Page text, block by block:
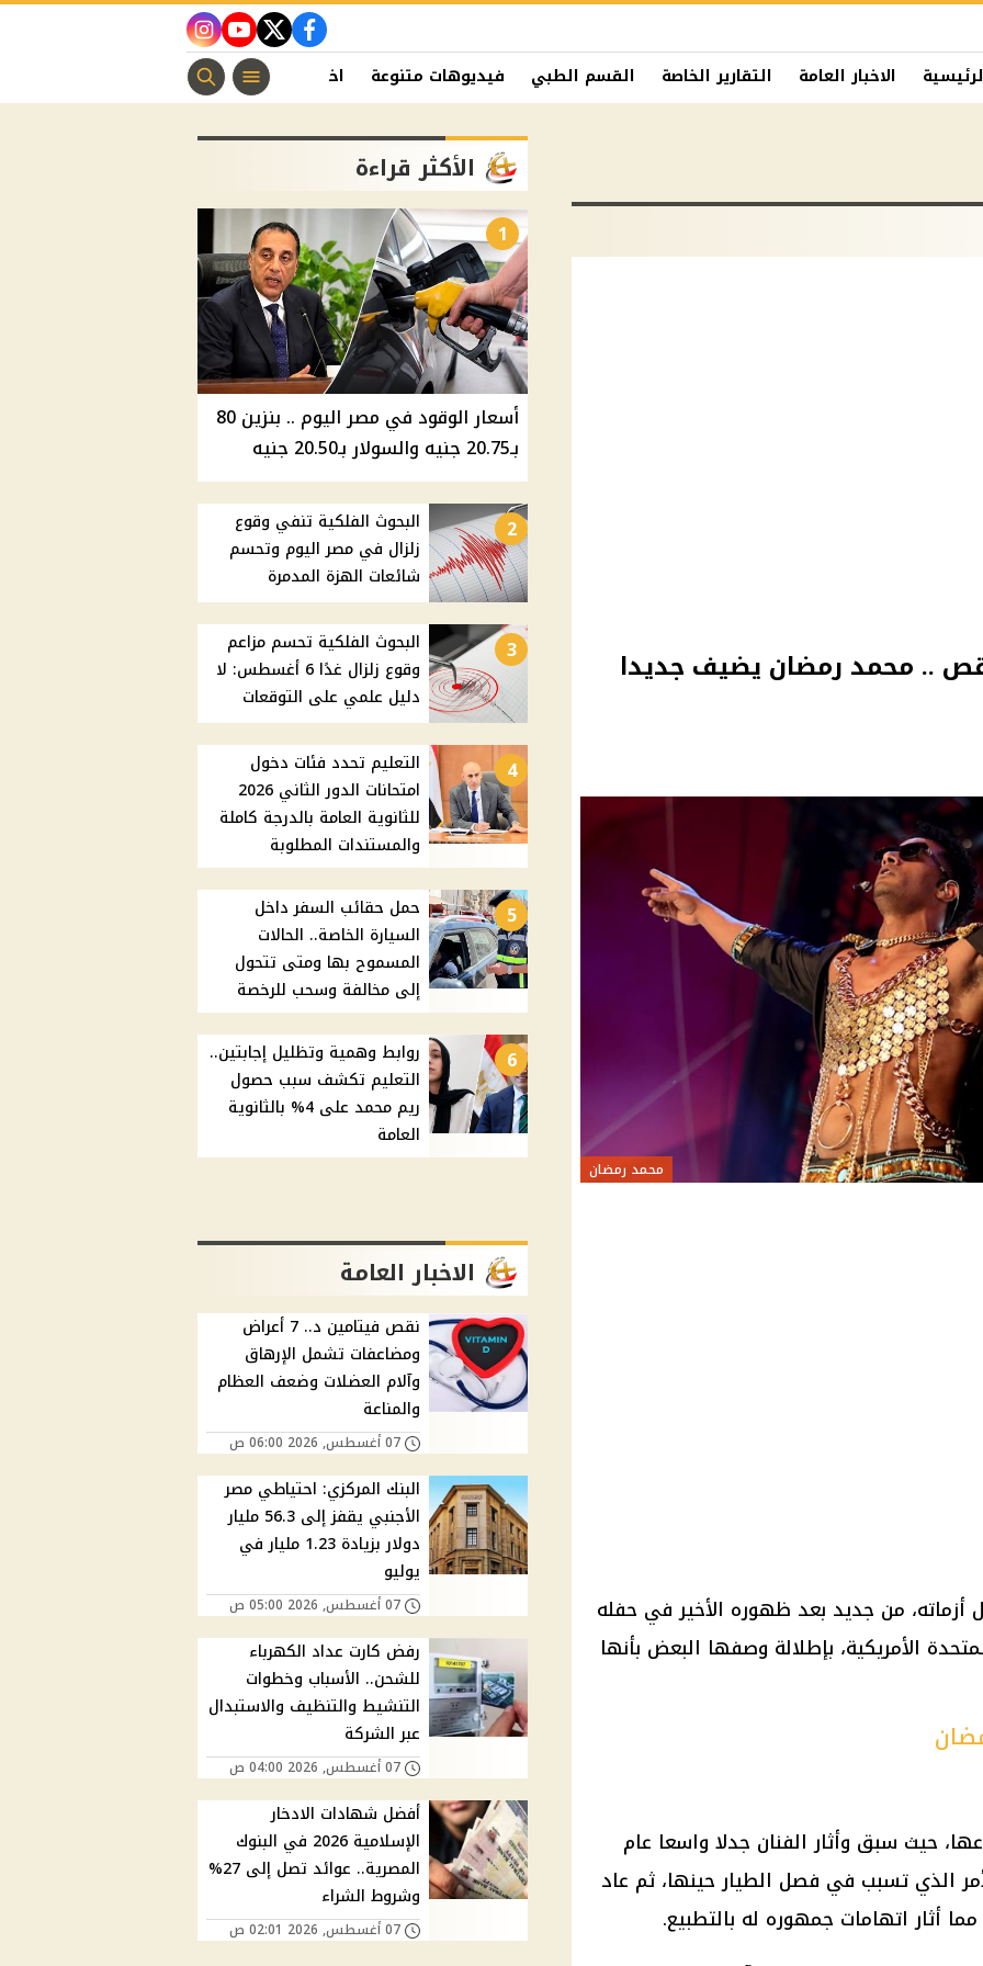
facebook
twitter
youtube
instagram
الاخبار العامة التقارير الخاصة القسم الطبي فيديوهات متنوعة اخبار الفن منوعات مسيحية
.. محمد رمضان يضيف جديدا
محمد رمضان
من جديد بعد ظهوره الأخير في حفله
الأمريكية، بإطلالة وصفها البعض بأنها
حيث سبق وأثار الفنان جدلا واسعا عام
الأمر الذي تسبب في فصل الطيار حينها، ثم عاد
أثار اتهامات جمهوره له بالتطبيع.
الأكثر قراءة
1
أسعار الوقود في مصر اليوم .. بنزين 80
بـ20.75 جنيه والسولار بـ20.50 جنيه
2
البحوث الفلكية تنفي وقوع
زلزال في مصر اليوم وتحسم
شائعات الهزة المدمرة
3
البحوث الفلكية تحسم مزاعم
وقوع زلزال غدًا 6 أغسطس: لا
دليل علمي على التوقعات
4
التعليم تحدد فئات دخول
امتحانات الدور الثاني 2026
للثانوية العامة بالدرجة كاملة
والمستندات المطلوبة
5
حمل حقائب السفر داخل
السيارة الخاصة.. الحالات
المسموح بها ومتى تتحول
إلى مخالفة وسحب للرخصة
6
روابط وهمية وتظليل إجابتين..
التعليم تكشف سبب حصول
ريم محمد على 4% بالثانوية
العامة
الاخبار العامة
نقص فيتامين د.. 7 أعراض
ومضاعفات تشمل الإرهاق
وآلام العضلات وضعف العظام
والمناعة
07 أغسطس, 2026 06:00 ص
البنك المركزي: احتياطي مصر
الأجنبي يقفز إلى 56.3 مليار
دولار بزيادة 1.23 مليار في
يوليو
07 أغسطس, 2026 05:00 ص
رفض كارت عداد الكهرباء
للشحن.. الأسباب وخطوات
التنشيط والتنظيف والاستبدال
عبر الشركة
07 أغسطس, 2026 04:00 ص
أفضل شهادات الادخار
الإسلامية 2026 في البنوك
المصرية.. عوائد تصل إلى 27%
وشروط الشراء
07 أغسطس, 2026 02:01 ص